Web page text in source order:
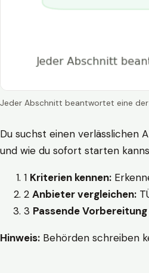
Jeder Abschnitt beantwortet eine
Du suchst einen verlässlichen
und wie du sofort starten
1 Kriterien kennen:
2 Anbieter vergleichen:
3 Passende
Hinweis: Behörden schreiben